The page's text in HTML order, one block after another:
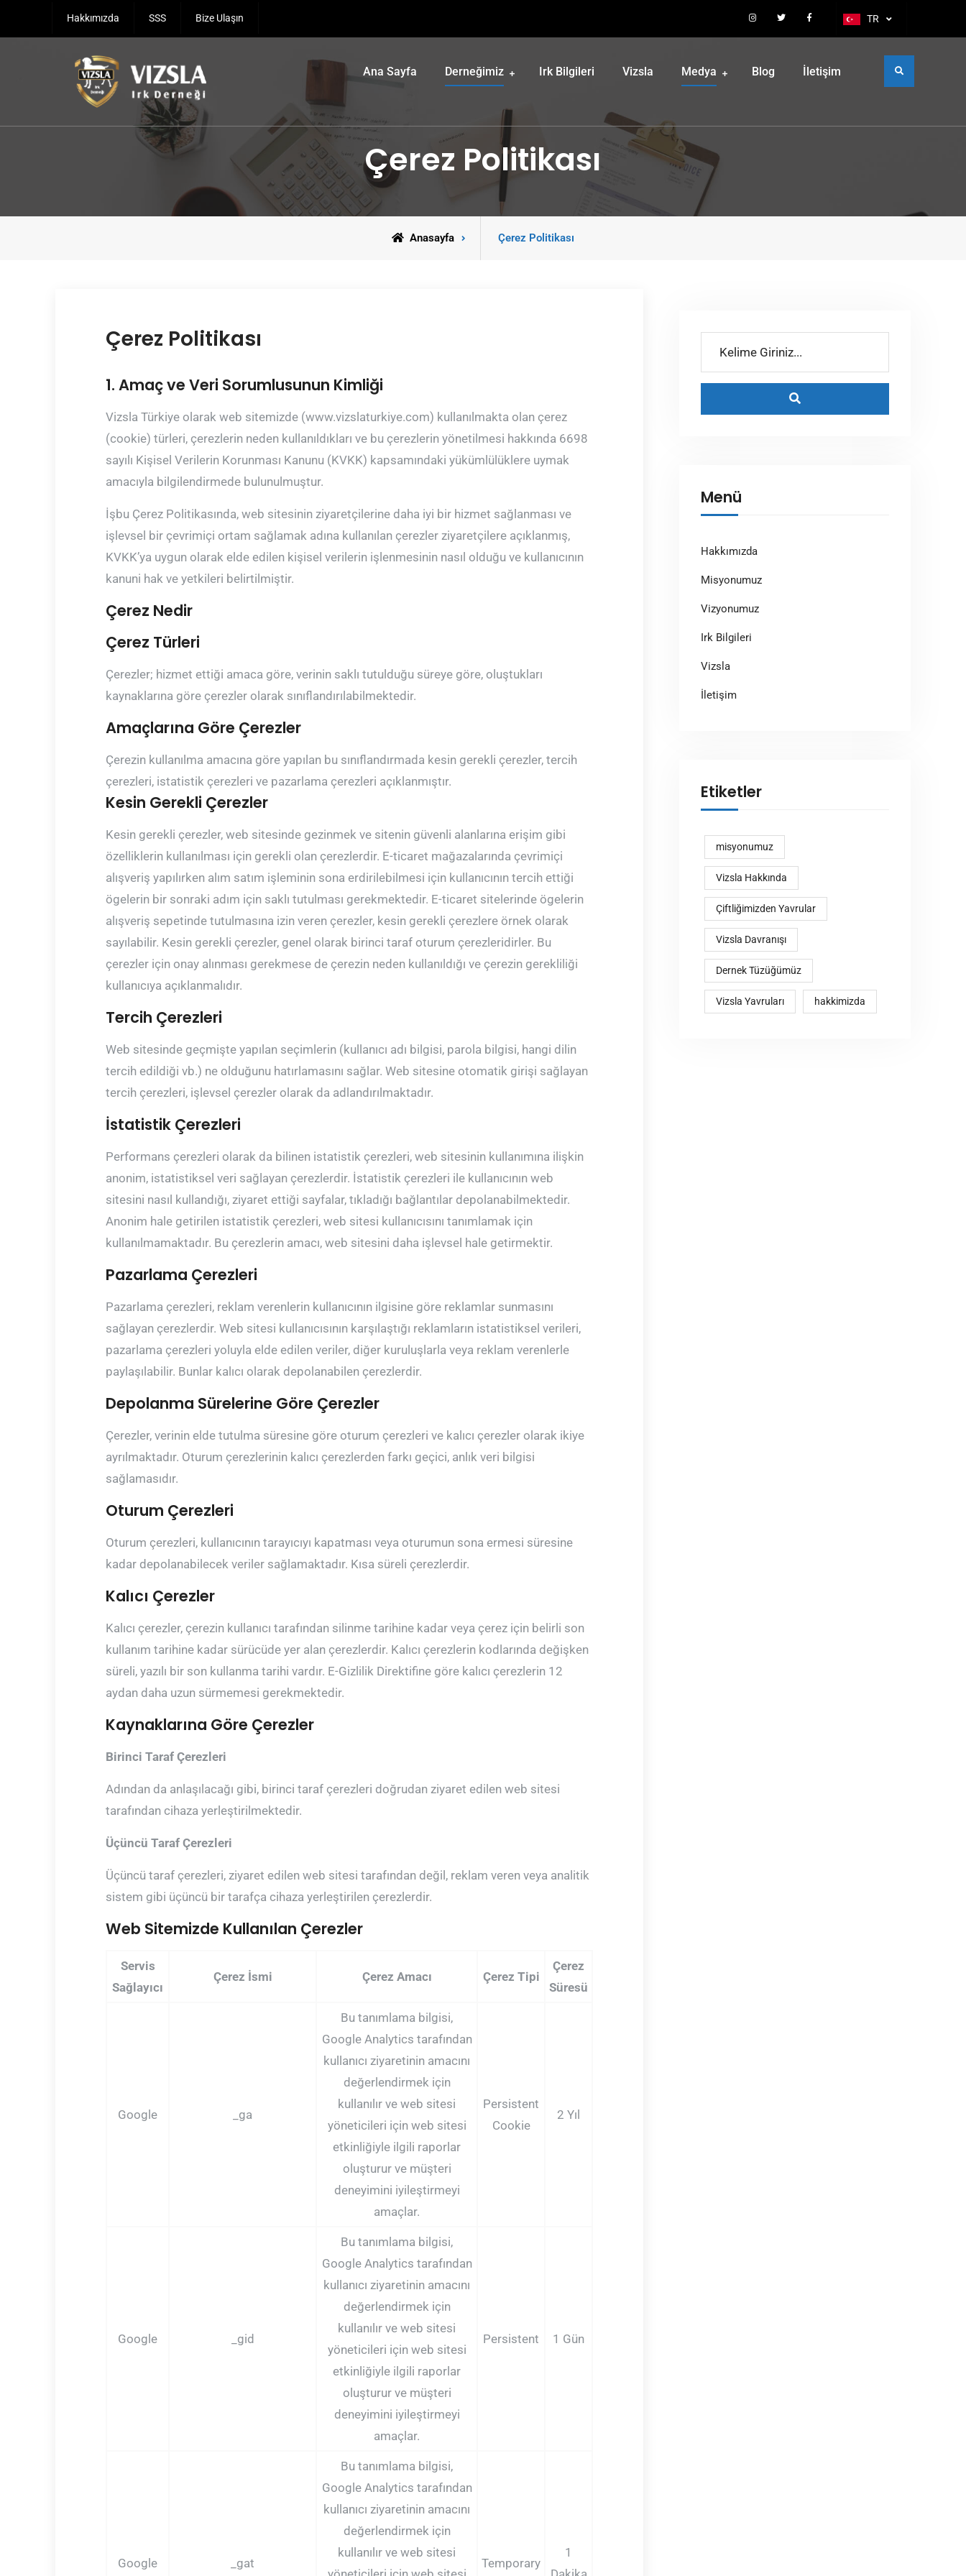
Hakkımızda SSS Bize Ulaşın TR
Ana Sayfa Derneğimiz Irk Bilgileri Vizsla Medya Blog İletişim
Çerez Politikası
Anasayfa Çerez Politikası
Çerez Politikası
1. Amaç ve Veri Sorumlusunun Kimliği
Vizsla Türkiye olarak web sitemizde (www.vizslaturkiye.com) kullanılmakta olan çerez
(cookie) türleri, çerezlerin neden kullanıldıkları ve bu çerezlerin yönetilmesi hakkında 6698
sayılı Kişisel Verilerin Korunması Kanunu (KVKK) kapsamındaki yükümlülüklere uymak
amacıyla bilgilendirmede bulunulmuştur.
İşbu Çerez Politikasında, web sitesinin ziyaretçilerine daha iyi bir hizmet sağlanması ve
işlevsel bir çevrimiçi ortam sağlamak adına kullanılan çerezler ziyaretçilere açıklanmış,
KVKK’ya uygun olarak elde edilen kişisel verilerin işlenmesinin nasıl olduğu ve kullanıcının
kanuni hak ve yetkileri belirtilmiştir.
Çerez Nedir
Çerez Türleri
Çerezler; hizmet ettiği amaca göre, verinin saklı tutulduğu süreye göre, oluştukları
kaynaklarına göre çerezler olarak sınıflandırılabilmektedir.
Amaçlarına Göre Çerezler
Çerezin kullanılma amacına göre yapılan bu sınıflandırmada kesin gerekli çerezler, tercih
çerezleri, istatistik çerezleri ve pazarlama çerezleri açıklanmıştır.
Kesin Gerekli Çerezler
Kesin gerekli çerezler, web sitesinde gezinmek ve sitenin güvenli alanlarına erişim gibi
özelliklerin kullanılması için gerekli olan çerezlerdir. E-ticaret mağazalarında çevrimiçi
alışveriş yapılırken alım satım işleminin sona erdirilebilmesi için kullanıcının tercih ettiği
ögelerin bir sonraki adım için saklı tutulması gerekmektedir. E-ticaret sitelerinde ögelerin
alışveriş sepetinde tutulmasına izin veren çerezler, kesin gerekli çerezlere örnek olarak
sayılabilir. Kesin gerekli çerezler, genel olarak birinci taraf oturum çerezleridirler. Bu
çerezler için onay alınması gerekmese de çerezin neden kullanıldığı ve çerezin gerekliliği
kullanıcıya açıklanmalıdır.
Tercih Çerezleri
Web sitesinde geçmişte yapılan seçimlerin (kullanıcı adı bilgisi, parola bilgisi, hangi dilin
tercih edildiği vb.) ne olduğunu hatırlamasını sağlar. Web sitesine otomatik girişi sağlayan
tercih çerezleri, işlevsel çerezler olarak da adlandırılmaktadır.
İstatistik Çerezleri
Performans çerezleri olarak da bilinen istatistik çerezleri, web sitesinin kullanımına ilişkin
anonim, istatistiksel veri sağlayan çerezlerdir. İstatistik çerezleri ile kullanıcının web
sitesini nasıl kullandığı, ziyaret ettiği sayfalar, tıkladığı bağlantılar depolanabilmektedir.
Anonim hale getirilen istatistik çerezleri, web sitesi kullanıcısını tanımlamak için
kullanılmamaktadır. Bu çerezlerin amacı, web sitesini daha işlevsel hale getirmektir.
Pazarlama Çerezleri
Pazarlama çerezleri, reklam verenlerin kullanıcının ilgisine göre reklamlar sunmasını
sağlayan çerezlerdir. Web sitesi kullanıcısının karşılaştığı reklamların istatistiksel verileri,
pazarlama çerezleri yoluyla elde edilen veriler, diğer kuruluşlarla veya reklam verenlerle
paylaşılabilir. Bunlar kalıcı olarak depolanabilen çerezlerdir.
Depolanma Sürelerine Göre Çerezler
Çerezler, verinin elde tutulma süresine göre oturum çerezleri ve kalıcı çerezler olarak ikiye
ayrılmaktadır. Oturum çerezlerinin kalıcı çerezlerden farkı geçici, anlık veri bilgisi
sağlamasıdır.
Oturum Çerezleri
Oturum çerezleri, kullanıcının tarayıcıyı kapatması veya oturumun sona ermesi süresine
kadar depolanabilecek veriler sağlamaktadır. Kısa süreli çerezlerdir.
Kalıcı Çerezler
Kalıcı çerezler, çerezin kullanıcı tarafından silinme tarihine kadar veya çerez için belirli son
kullanım tarihine kadar sürücüde yer alan çerezlerdir. Kalıcı çerezlerin kodlarında değişken
süreli, yazılı bir son kullanma tarihi vardır. E-Gizlilik Direktifine göre kalıcı çerezlerin 12
aydan daha uzun sürmemesi gerekmektedir.
Kaynaklarına Göre Çerezler
Birinci Taraf Çerezleri
Adından da anlaşılacağı gibi, birinci taraf çerezleri doğrudan ziyaret edilen web sitesi
tarafından cihaza yerleştirilmektedir.
Üçüncü Taraf Çerezleri
Üçüncü taraf çerezleri, ziyaret edilen web sitesi tarafından değil, reklam veren veya analitik
sistem gibi üçüncü bir tarafça cihaza yerleştirilen çerezlerdir.
Web Sitemizde Kullanılan Çerezler
Servis
Sağlayıcı
Çerez İsmi Çerez Amacı Çerez Tipi
Çerez
Süresü
Google _ga
Bu tanımlama bilgisi,
Google Analytics tarafından
kullanıcı ziyaretinin amacını
değerlendirmek için
kullanılır ve web sitesi
yöneticileri için web sitesi
etkinliğiyle ilgili raporlar
oluşturur ve müşteri
deneyimini iyileştirmeyi
amaçlar.
Persistent
Cookie
2 Yıl
Google _gid
Bu tanımlama bilgisi,
Google Analytics tarafından
kullanıcı ziyaretinin amacını
değerlendirmek için
kullanılır ve web sitesi
yöneticileri için web sitesi
etkinliğiyle ilgili raporlar
oluşturur ve müşteri
deneyimini iyileştirmeyi
amaçlar.
Persistent 1 Gün
Google _gat
Bu tanımlama bilgisi,
Google Analytics tarafından
kullanıcı ziyaretinin amacını
değerlendirmek için
kullanılır ve web sitesi
Temporary
1
Menü
Hakkımızda
Misyonumuz
Vizyonumuz
Irk Bilgileri
Vizsla
İletişim
Etiketler
misyonumuz
Vizsla Hakkında
Çiftliğimizden Yavrular
Vizsla Davranışı
Dernek Tüzüğümüz
Vizsla Yavruları hakkimizda